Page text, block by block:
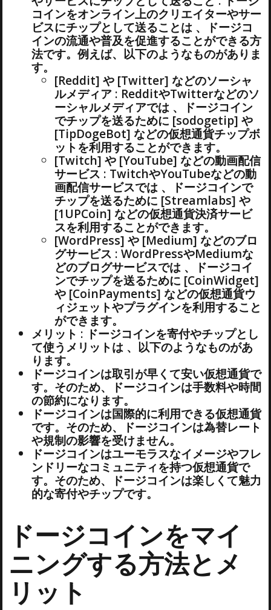
コインをオンライン上のクリエイターやサー
ビスにチップとして送ることは 、ドージコ
インの流通や普及を促進することができる方
法です。例えば、以下のようなものがありま
す。
[Reddit] や [Twitter] などのソーシャ
ルメディア : RedditやTwitterなどのソ
ーシャルメディアでは 、ドージコイン
でチップを送るために [sodogetip] や
[TipDogeBot] などの仮想通貨チップボ
ットを利用することができます。
[Twitch] や [YouTube] などの動画配信
サービス : TwitchやYouTubeなどの動
画配信サービスでは 、ドージコインで
チップを送るために [Streamlabs] や
[1UPCoin] などの仮想通貨決済サービ
スを利用することができます。
[WordPress] や [Medium] などのブロ
グサービス : WordPressやMediumな
どのブログサービスでは 、ドージコイ
ンでチップを送るために [CoinWidget]
や [CoinPayments] などの仮想通貨ウ
ィジェットやプラグインを利用すること
ができます。
メリット : ドージコインを寄付やチップとし
て使うメリットは 、以下のようなものがあ
ります。
ドージコインは取引が早くて安い仮想通貨で
す。そのため、ドージコインは手数料や時間
の節約になります。
ドージコインは国際的に利用できる仮想通貨
です。そのため、ドージコインは為替レート
や規制の影響を受けません。
ドージコインはユーモラスなイメージやフレ
ンドリーなコミュニティを持つ仮想通貨で
す。そのため、ドージコインは楽しくて魅力
的な寄付やチップです。
ドージコインをマイ
ニングする方法とメ
リット